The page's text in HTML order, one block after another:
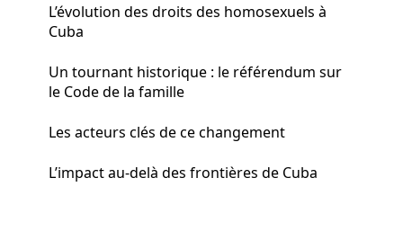
L’évolution des droits des homosexuels à
Cuba
Un tournant historique : le référendum sur
le Code de la famille
Les acteurs clés de ce changement
L’impact au-delà des frontières de Cuba